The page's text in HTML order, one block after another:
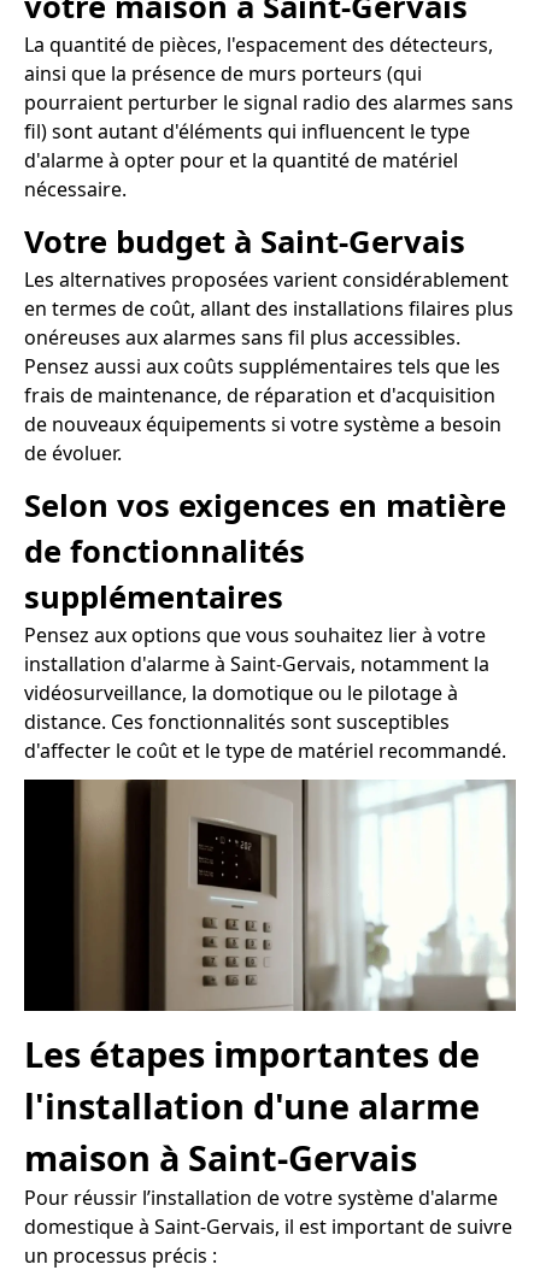
La quantité de pièces, l'espacement des détecteurs,
ainsi que la présence de murs porteurs (qui
pourraient perturber le signal radio des alarmes sans
fil) sont autant d'éléments qui influencent le type
d'alarme à opter pour et la quantité de matériel
nécessaire.
Votre budget à Saint-Gervais
Les alternatives proposées varient considérablement
en termes de coût, allant des installations filaires plus
onéreuses aux alarmes sans fil plus accessibles.
Pensez aussi aux coûts supplémentaires tels que les
frais de maintenance, de réparation et d'acquisition
de nouveaux équipements si votre système a besoin
de évoluer.
Selon vos exigences en matière
de fonctionnalités
supplémentaires
Pensez aux options que vous souhaitez lier à votre
installation d'alarme à Saint-Gervais, notamment la
vidéosurveillance, la domotique ou le pilotage à
distance. Ces fonctionnalités sont susceptibles
d'affecter le coût et le type de matériel recommandé.
Les étapes importantes de
l'installation d'une alarme
maison à Saint-Gervais
Pour réussir l’installation de votre système d'alarme
domestique à Saint-Gervais, il est important de suivre
un processus précis :